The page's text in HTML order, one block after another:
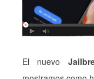
El nuevo